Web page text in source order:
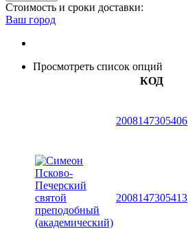
Стоимость и сроки доставки:
Ваш город
Просмотреть список опций
КОД
2008147305406
2008147305413